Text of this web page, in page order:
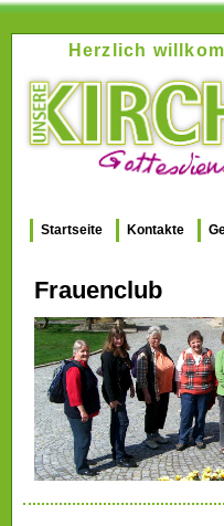
Herzlich
Startseite Kontakte
Frauenclub